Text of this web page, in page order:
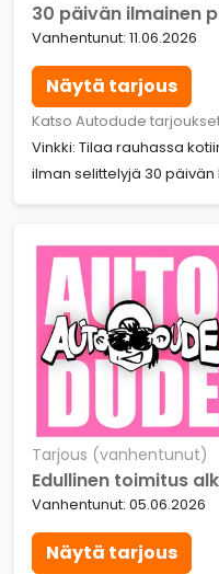
30 päivän ilmainen
Vanhentunut: 11.06.2026
Näytä tarjous
Katso Autodude
Vinkki: Tilaa rauhassa
ilman selittelyjä 30 päivän
Tarjous (vanhentunut)
Edullinen toimitus
Vanhentunut: 05.06.2026
Näytä tarjous